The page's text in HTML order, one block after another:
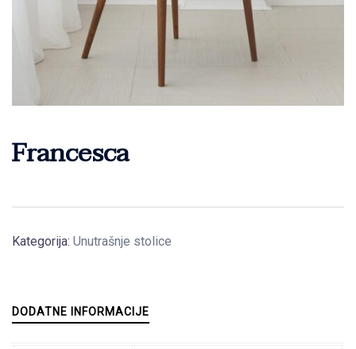
Francesca
Kategorija: Unutrašnje stolice
DODATNE INFORMACIJE